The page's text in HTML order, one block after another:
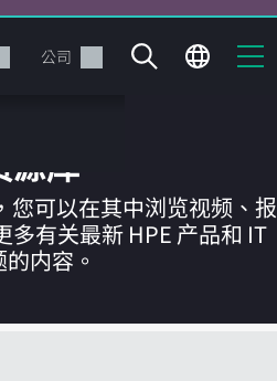
公司
目前是空的
源库
您可以在其中浏览视频、报
多有关最新 HPE 产品和 IT
的内容。